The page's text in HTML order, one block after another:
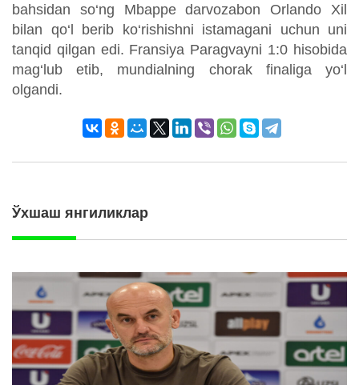
bahsidan so‘ng Mbappe darvozabon Orlando Xil
bilan qo‘l berib ko‘rishishni istamagani uchun uni
tanqid qilgan edi. Fransiya Paragvayni 1:0 hisobida
mag‘lub etib, mundialning chorak finaliga yo‘l
olgandi.
Ўхшаш янгиликлар